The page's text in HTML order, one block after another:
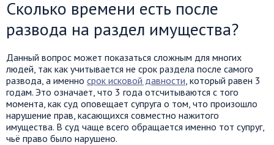
Сколько времени есть после
развода на раздел имущества?
Данный вопрос может показаться сложным для многих
людей, так как учитывается не срок раздела после самого
развода, а именно срок исковой давности, который равен 3
годам. Это означает, что 3 года отсчитываются с того
момента, как суд оповещает супруга о том, что произошло
нарушение прав, касающихся совместно нажитого
имущества. В суд чаще всего обращается именно тот супруг,
чьё право было нарушено.